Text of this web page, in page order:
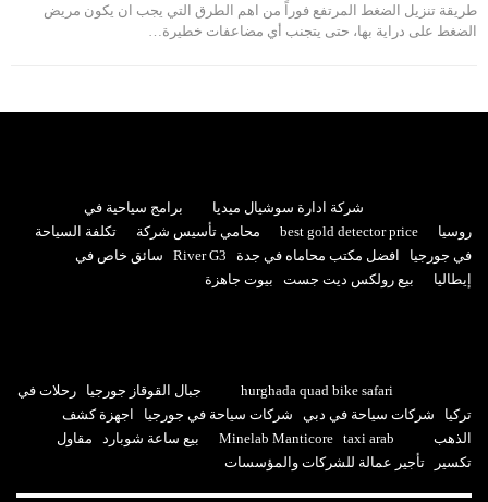
طريقة تنزيل الضغط المرتفع فوراً من اهم الطرق التي يجب ان يكون مريض
الضغط على دراية بها، حتى يتجنب أي مضاعفات خطيرة…
شركة ادارة سوشيال ميديا
برامج سياحية في
روسيا
best gold detector price محامي تأسيس شركة
تكلفة السياحة
في جورجيا
افضل مكتب محاماه في جدة River G3
سائق خاص في
إيطاليا
بيع رولكس ديت جست بيوت جاهزة
hurghada quad bike safari جبال القوقاز جورجيا
رحلات في
تركيا
شركات سياحة في دبي شركات سياحة في جورجيا
اجهزة كشف
الذهب
Minelab Manticore taxi arab بيع ساعة شوبارد
مقاول
تكسير
تأجير عمالة للشركات والمؤسسات